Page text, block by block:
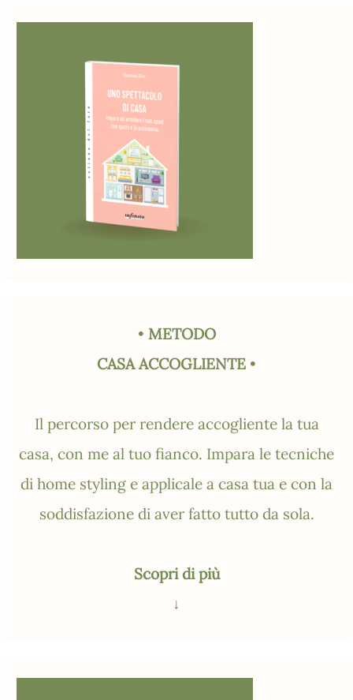
• METODO
CASA ACCOGLIENTE •
Il percorso per rendere accogliente la tua
casa, con me al tuo fianco. Impara le tecniche
di home styling e applicale a casa tua e con la
soddisfazione di aver fatto tutto da sola.
Scopri di più
↓